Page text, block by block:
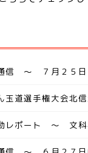
信 ～ ７月２５日
玉道選手権大会北
レポート ～ 文科